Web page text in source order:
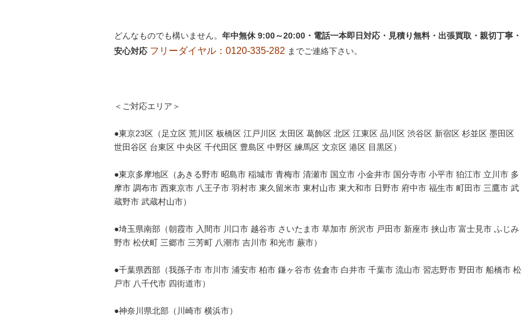
どんなものでも構いません。 年中無休 9:00～20:00・電話一本即日対応・見積り無料・出張買取・親切丁寧・
安心対応 フリーダイヤル：0120-335-282 までご連絡下さい。
＜ご対応エリア＞
●東京23区（足立区 荒川区 板橋区 江戸川区 太田区 葛飾区 北区 江東区 品川区 渋谷区 新宿区 杉並区 墨田区
世田谷区 台東区 中央区 千代田区 豊島区 中野区 練馬区 文京区 港区 目黒区）
●東京多摩地区（あきる野市 昭島市 稲城市 青梅市 清瀬市 国立市 小金井市 国分寺市 小平市 狛江市 立川市 多
摩市 調布市 西東京市 八王子市 羽村市 東久留米市 東村山市 東大和市 日野市 府中市 福生市 町田市 三鷹市 武
蔵野市 武蔵村山市）
●埼玉県南部（朝霞市 入間市 川口市 越谷市 さいたま市 草加市 所沢市 戸田市 新座市 挟山市 富士見市 ふじみ
野市 松伏町 三郷市 三芳町 八潮市 吉川市 和光市 蕨市）
●千葉県西部（我孫子市 市川市 浦安市 柏市 鎌ヶ谷市 佐倉市 白井市 千葉市 流山市 習志野市 野田市 船橋市 松
戸市 八千代市 四街道市）
●神奈川県北部（川崎市 横浜市）